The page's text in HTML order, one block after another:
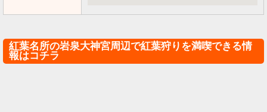
紅葉名所の岩泉大神宮周辺で紅葉狩りを満喫できる情
報はコチラ